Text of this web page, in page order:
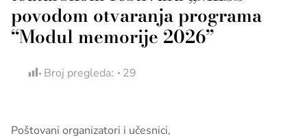
povodom otvaranja programa
“Modul memorije 2026”
Broj pregleda: 29
Poštovani organizatori i učesnici,